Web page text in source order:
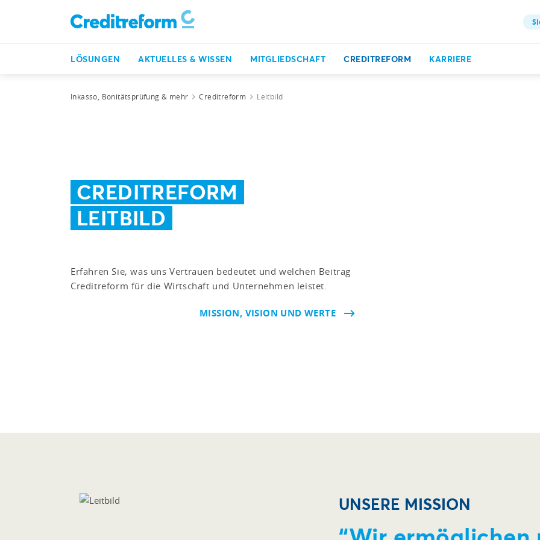
LÖSUNGEN AKTUELLES & WISSEN MITGLIEDSCHAFT CREDITREFORM KARRIERE
Inkasso, Bonitätsprüfung & mehr Creditreform Leitbild
CREDITREFORM
LEITBILD
Erfahren Sie, was uns Vertrauen bedeutet und welchen Beitrag
Creditreform für die Wirtschaft und Unternehmen leistet.
MISSION, VISION UND WERTE
UNSERE MISSION